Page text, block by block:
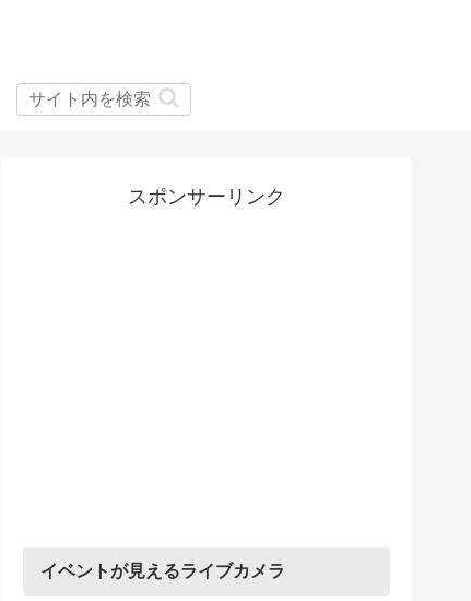
スポンサーリンク
イベントが見えるライブカメラ